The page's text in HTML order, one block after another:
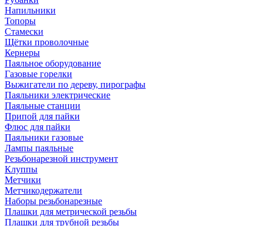
Напильники
Топоры
Стамески
Щётки проволочные
Кернеры
Паяльное оборудование
Газовые горелки
Выжигатели по дереву, пирографы
Паяльники электрические
Паяльные станции
Припой для пайки
Флюс для пайки
Паяльники газовые
Лампы паяльные
Резьбонарезной инструмент
Клуппы
Метчики
Метчикодержатели
Наборы резьбонарезные
Плашки для метрической резьбы
Плашки для трубной резьбы